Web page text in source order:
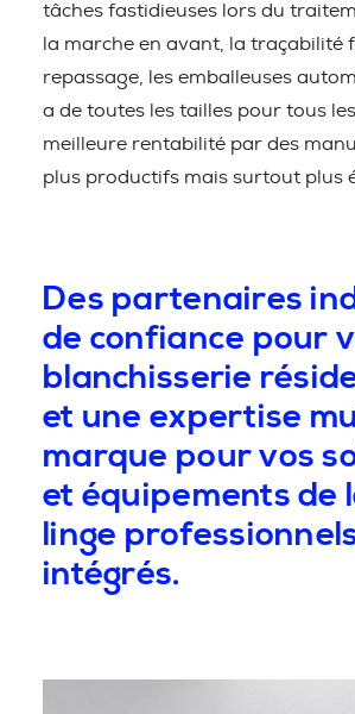
tâches fastidieuses lors du
la marche en avant, la traçabilité
repassage, les emballeuses
a de toutes les tailles pour tous
meilleure rentabilité par des
plus productifs mais surtout plus
Des partenaires
de confiance pour
blanchisserie
et une expertise
marque pour vos
et équipements de
linge
intégrés.